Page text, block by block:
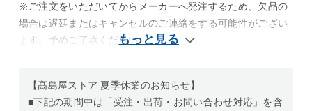
※ご注文をいただいてからメーカーへ発注するため、欠品の
場合は遅延またはキャンセルのご連絡をする可能性がござい
ます。予めご了承ください。
【髙島屋ストア 夏季休業のお知らせ】
■下記の期間中は「受注・出荷・お問い合わせ対応」を含